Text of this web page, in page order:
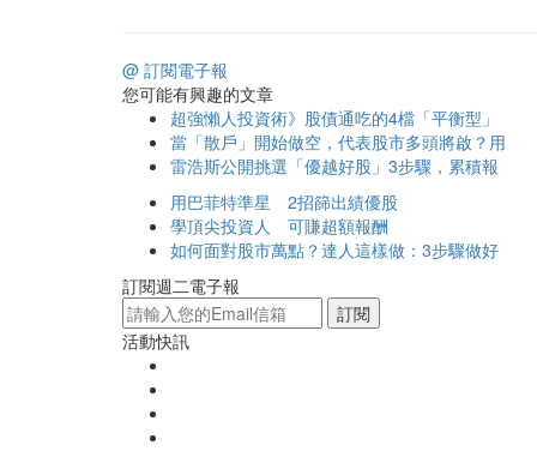
@ 訂閱電子報
您可能有興趣的文章
超強懶人投資術》股債通吃的4檔「平衡型」
當「散戶」開始做空，代表股市多頭將啟？用
雷浩斯公開挑選「優越好股」3步驟，累積報
用巴菲特準星 2招篩出績優股
學頂尖投資人 可賺超額報酬
如何面對股市萬點？達人這樣做：3步驟做好
訂閱週二電子報
訂閱
活動快訊